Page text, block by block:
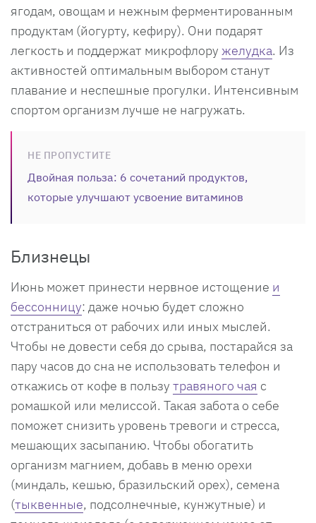
ягодам, овощам и нежным ферментированным
продуктам (йогурту, кефиру). Они подарят
легкость и поддержат микрофлору желудка. Из
активностей оптимальным выбором станут
плавание и неспешные прогулки. Интенсивным
спортом организм лучше не нагружать.
НЕ ПРОПУСТИТЕ
Двойная польза: 6 сочетаний продуктов,
которые улучшают усвоение витаминов
Близнецы
Июнь может принести нервное истощение и
бессонницу: даже ночью будет сложно
отстраниться от рабочих или иных мыслей.
Чтобы не довести себя до срыва, постарайся за
пару часов до сна не использовать телефон и
откажись от кофе в пользу травяного чая с
ромашкой или мелиссой. Такая забота о себе
поможет снизить уровень тревоги и стресса,
мешающих засыпанию. Чтобы обогатить
организм магнием, добавь в меню орехи
(миндаль, кешью, бразильский орех), семена
(тыквенные, подсолнечные, кунжутные) и